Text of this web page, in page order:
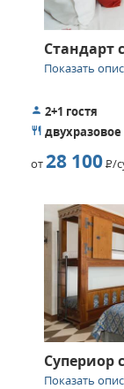
Стандарт
Показать
2+1 гостя
от28 100Р/
Супериор
Показать